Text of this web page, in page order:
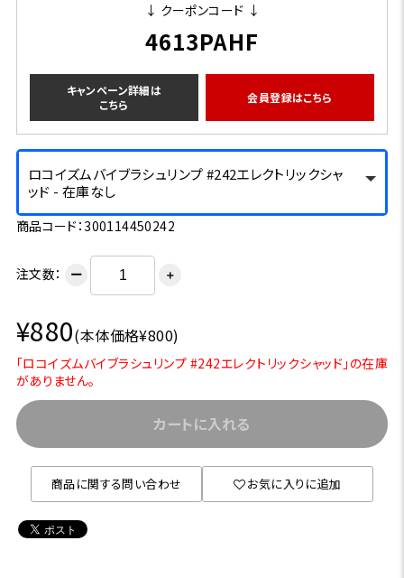
↓ クーポンコード ↓
4613PAHF
キャンペーン詳細は
こちら
会員登録はこちら
ロコイズムバイブラシュリンプ #242エレクトリックシャ
ッド - 在庫なし
商品コード：300114450242
注文数： ー ＋
¥880(本体価格¥800)
「ロコイズムバイブラシュリンプ #242エレクトリックシャッド」の在庫
がありません。
カートに入れる
商品に関する問い合わせ お気に入りに追加